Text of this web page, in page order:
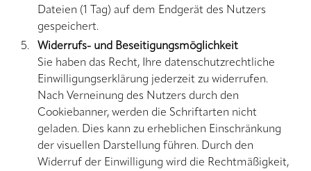
Dateien (1 Tag) auf dem Endgerät des Nutzers
gespeichert.
Widerrufs- und Beseitigungsmöglichkeit
Sie haben das Recht, Ihre datenschutzrechtliche
Einwilligungserklärung jederzeit zu widerrufen.
Nach Verneinung des Nutzers durch den
Cookiebanner, werden die Schriftarten nicht
geladen. Dies kann zu erheblichen Einschränkung
der visuellen Darstellung führen. Durch den
Widerruf der Einwilligung wird die Rechtmäßigkeit,